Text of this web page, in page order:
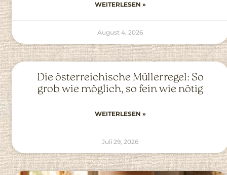
WEITERLESEN »
August 4, 2026
Die österreichische Müllerregel: So
grob wie möglich, so fein wie nötig
WEITERLESEN »
Juli 29, 2026